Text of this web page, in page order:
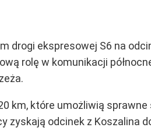
drogi ekspresowej S6 na
rolę w komunikacji
km, które umożliwią
zyskają odcinek z Koszalina